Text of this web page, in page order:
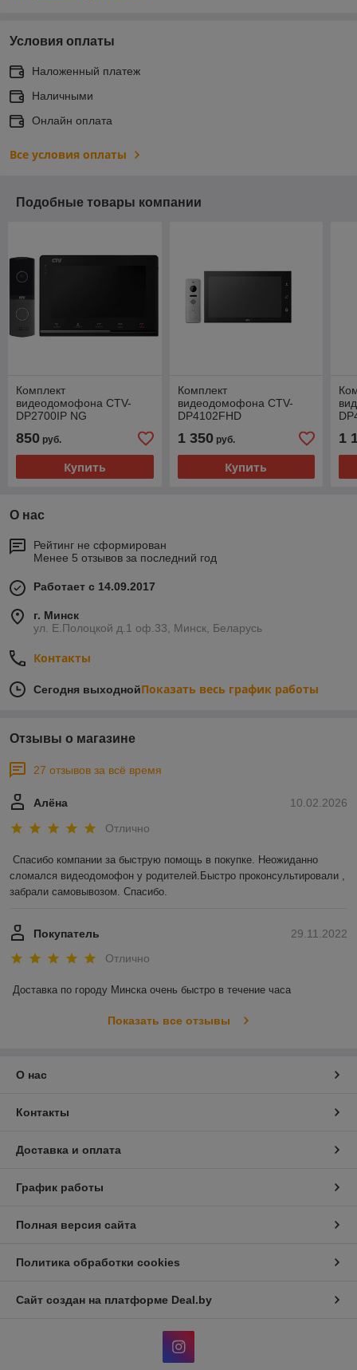
Условия оплаты
Наложенный платеж
Наличными
Онлайн оплата
Все условия оплаты
Подобные товары компании
Комплект
видеодомофона CTV-
DP2700IP NG
850 руб.
Купить
Комплект
видеодомофона CTV-
DP4102FHD
1 350руб.
Купить
1
О нас
Рейтинг не сформирован
Менее 5 отзывов за последний год
Работает с 14.09.2017
г. Минск
ул. Е.Полоцкой д.1 оф.33, Минск, Беларусь
Контакты
Сегодня выходнойПоказать весь график работы
Отзывы о магазине
27 отзывов за всё время
10.02.2026
Алёна
Отлично
Спасибо компании за быструю помощь в покупке. Неожиданно
сломался видеодомофон у родителей.Быстро проконсультировали ,
забрали самовывозом. Спасибо.
29.11.2022
Покупатель
Отлично
Доставка по городу Минска очень быстро в течение часа
Показать все отзывы
О нас
Контакты
Доставка и оплата
График работы
Полная версия сайта
Политика обработки cookies
Сайт создан на платформе Deal.by